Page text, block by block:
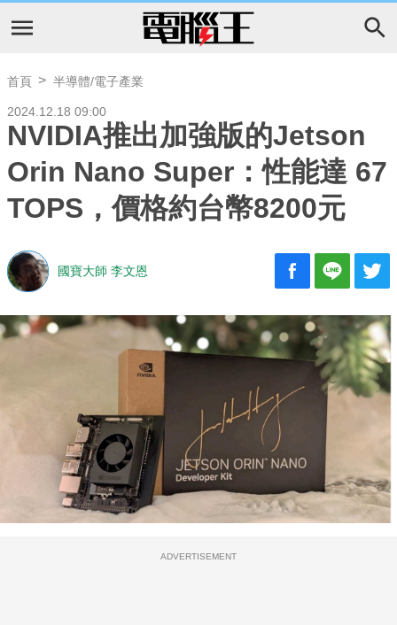
首頁 半導體/電子產業
2024.12.18 09:00
NVIDIA推出加強版的Jetson
Orin Nano Super：性能達 67
TOPS，價格約台幣8200元
國寶大師 李文恩
ADVERTISEMENT